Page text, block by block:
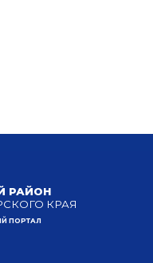
РАЙОН
КРАЯ
ПОРТАЛ